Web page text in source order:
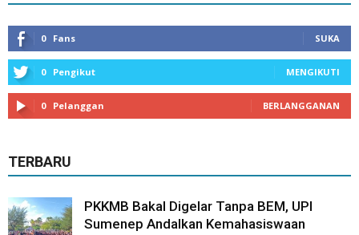
0 Fans SUKA
0 Pengikut MENGIKUTI
0 Pelanggan BERLANGGANAN
TERBARU
PKKMB Bakal Digelar Tanpa BEM, UPI
Sumenep Andalkan Kemahasiswaan